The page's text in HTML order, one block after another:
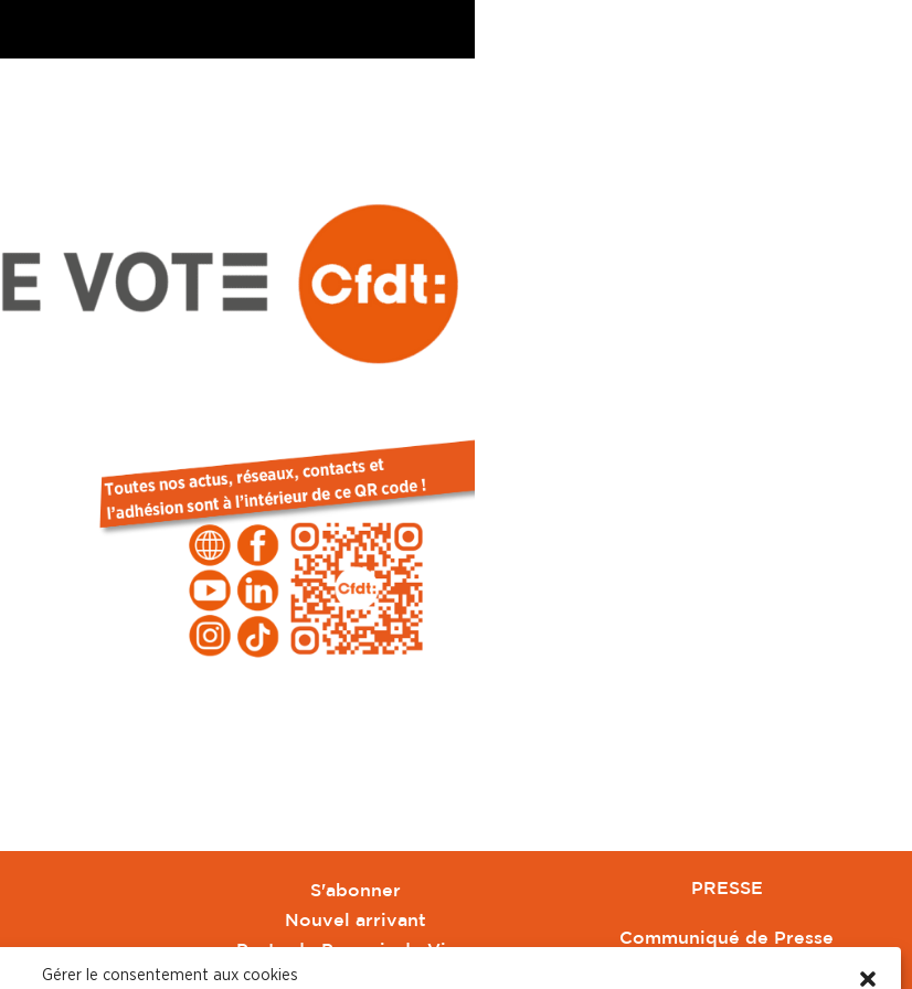
Gérer le consentement aux cookies
S'abonner
Nouvel arrivant
Pacte de Pouvoir de Vivre
Toute l'actu CFDT Orange
PRESSE
Communiqué de Presse